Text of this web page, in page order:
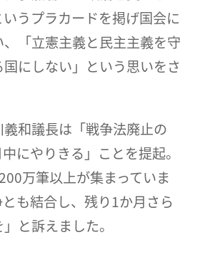
うプラカードを掲げ国会に
「立憲主義と民主主義を守
にしない」という思いをさ
和議長は「戦争法廃止の
にやりきる」ことを提起。
万筆以上が集まっていま
も結合し、残り1か月さら
と訴えました。